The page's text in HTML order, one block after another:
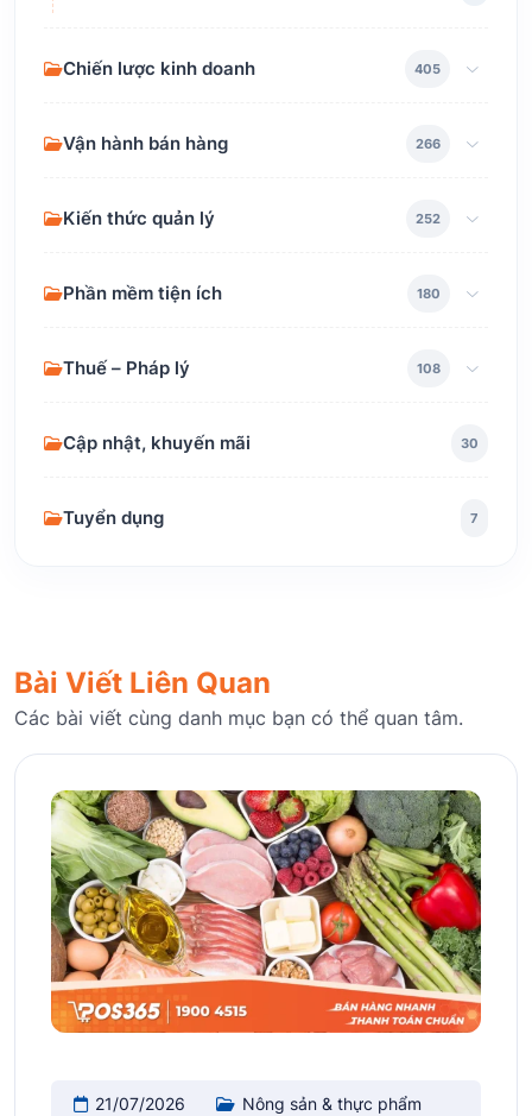
Chiến lược kinh doanh 405
Vận hành bán hàng 266
Kiến thức quản lý 252
Phần mềm tiện ích 180
Thuế – Pháp lý 108
Cập nhật, khuyến mãi 30
Tuyển dụng 7
Bài Viết Liên Quan
Các bài viết cùng danh mục bạn có thể quan tâm.
21/07/2026
Nông sản & thực phẩm